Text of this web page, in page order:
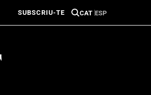
SUBSCRIU-TE CAT ESP